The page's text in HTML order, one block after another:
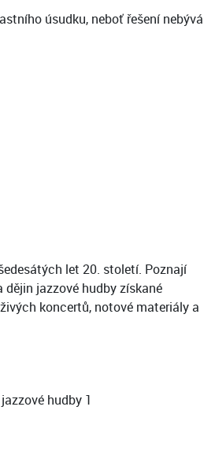
úsudku, neboť řešení nebývá
let 20. století. Poznají
jazzové hudby získané
koncertů, notové materiály a
hudby 1